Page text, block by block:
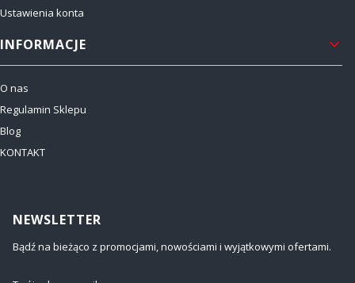
Ustawienia konta
INFORMACJE
O nas
Regulamin Sklepu
Blog
KONTAKT
NEWSLETTER
Bądź na bieżąco z promocjami, nowościami i wyjątkowymi ofertami.